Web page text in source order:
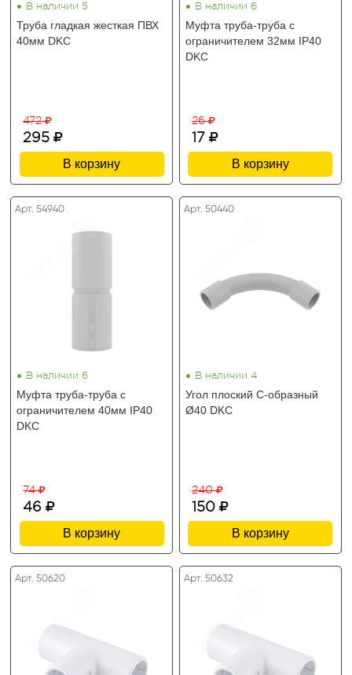
• В наличии 5
Труба гладкая жесткая ПВХ
40мм DKC
472
295
В корзину
• В наличии 6
Муфта труба-труба с
ограничителем 32мм IP40
DKC
26
17
В корзину
Арт. 54940
• В наличии 6
Муфта труба-труба с
ограничителем 40мм IP40
DKC
74
46
В корзину
Арт. 50440
• В наличии 4
Угол плоский C-образный
Ø40 DKC
240
150
В корзину
Арт. 50620 Арт. 50632